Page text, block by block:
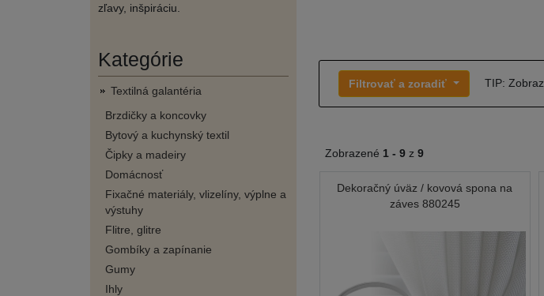
zľavy, inšpiráciu.
Kategórie
Textilná galantéria
Brzdičky a koncovky
Bytový a kuchynský textil
Čipky a madeiry
Domácnosť
Fixačné materiály, vlizelíny, výplne a
výstuhy
Flitre, glitre
Gombíky a zapínanie
Gumy
Ihly
Filtrovať a zoradiť TIP:
Zobrazené 1 - 9 z 9
Dekoračný úväz / kovová spona na
záves 880245